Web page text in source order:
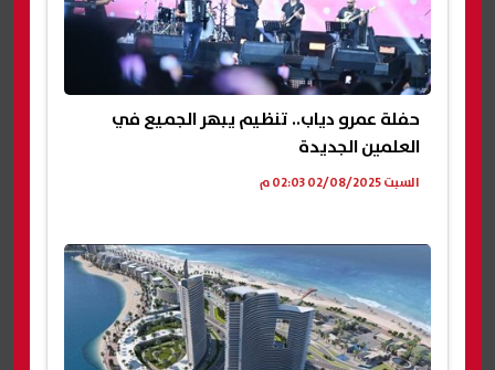
حفلة عمرو دياب.. تنظيم يبهر الجميع في
العلمين الجديدة
السبت 02/08/2025 02:03 م